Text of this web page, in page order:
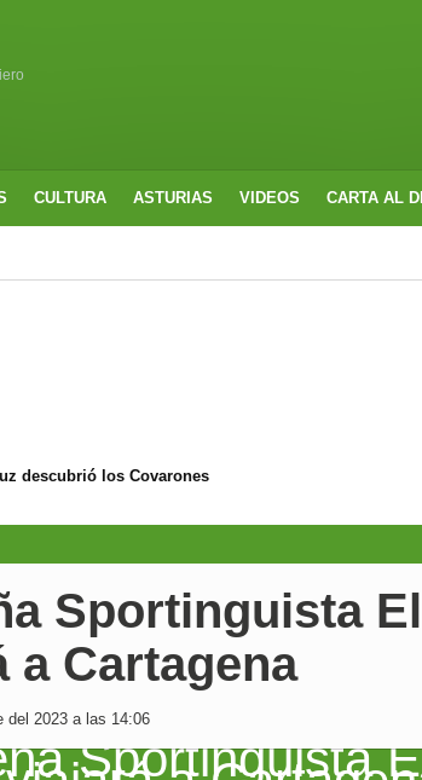
CULTURA ASTURIAS VIDEOS CARTA AL
descubrió los Covarones
Sportinguista
a Cartagena
del 2023 a las 14:06